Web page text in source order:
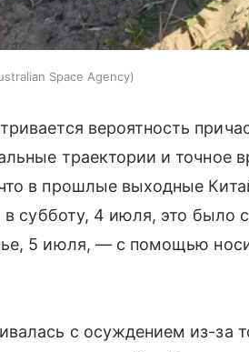
Space Agency
вероятность
траектории и точное
в прошлые выходные
субботу, 4 июля, это было
5 июля, — с помощью
с осуждением из-за